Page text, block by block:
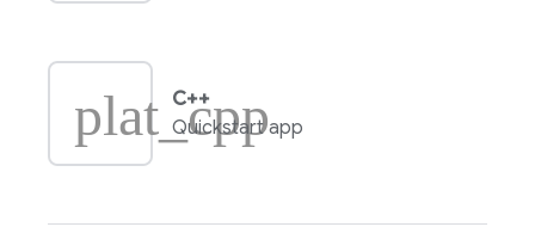
plat_cpp
C++
Quickstart app